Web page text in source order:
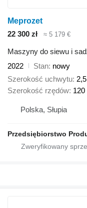
Meprozet
22 300 zł
≈ 5 179 €
Maszyny do siewu i
2022
Stan nowy
Szerokość uchwytu
Szerokość rzędów
Polska, Słupia